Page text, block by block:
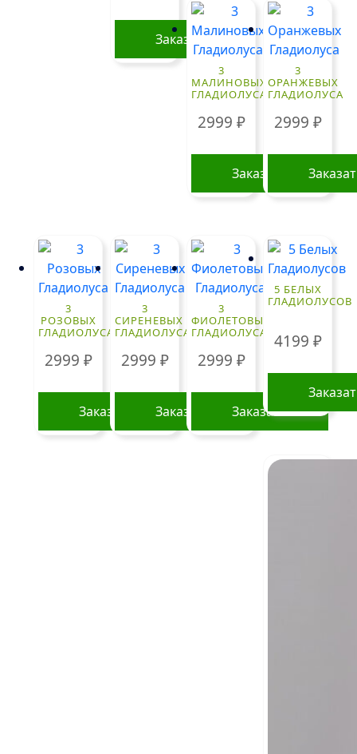
Заказать
3
МАЛИНОВЫХ
ГЛАДИОЛУСА
2999 ₽
Заказать
3
ОРАНЖЕВЫХ
ГЛАДИОЛУСА
2999 ₽
3
РОЗОВЫХ
ГЛАДИОЛУСА
2999 ₽
Заказать
3
СИРЕНЕВЫХ
ГЛАДИОЛУСА
2999 ₽
Заказать
3
ФИОЛЕТОВЫХ
ГЛАДИОЛУСА
2999 ₽
Заказать
5 БЕЛЫХ
ГЛАДИОЛУСОВ
4199 ₽